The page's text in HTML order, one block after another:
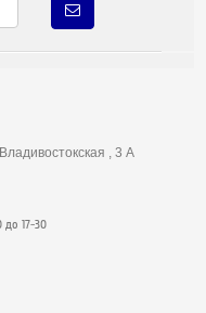
, 3 А
17-30